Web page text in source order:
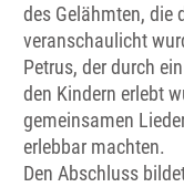
des Gelähmten, die
veranschaulicht
Petrus, der durch
den Kindern erlebt
gemeinsamen
erlebbar machten.
Den Abschluss